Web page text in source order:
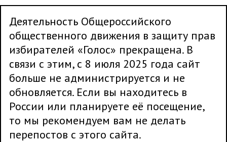
Деятельность Общероссийского
общественного движения в защиту прав
избирателей «Голос» прекращена. В
связи с этим, с 8 июля 2025 года сайт
больше не администрируется и не
обновляется. Если вы находитесь в
России или планируете её посещение,
то мы рекомендуем вам не делать
перепостов с этого сайта.